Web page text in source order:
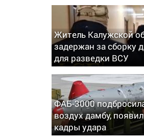
Житель Калужской
задержан за сборку
для разведки ВСУ
ФАБ-3000
воздух дамбу,
кадры удара